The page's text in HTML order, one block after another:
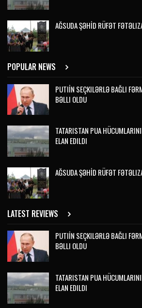
AĞSUDA ŞƏHİD RÜFƏT
POPULAR NEWS
PUTIİN SEÇKILƏRLƏ BAĞLI
BƏLLI OLDU
TATARISTAN PUA
ELAN EDILDI
AĞSUDA ŞƏHİD RÜFƏT
LATEST REVIEWS
PUTIİN SEÇKILƏRLƏ BAĞLI
BƏLLI OLDU
TATARISTAN PUA
ELAN EDILDI